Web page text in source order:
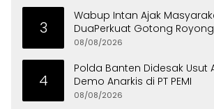
3
Wabup Intan Ajak
DuaPerkuat Gotong
Persatuan
08/08/2026
4
Polda Banten Didesak Usut
Demo Anarkis di PT PEMI
08/08/2026